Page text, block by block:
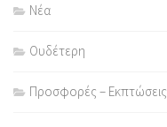
Νέα
Ουδέτερη
Προσφορές – Εκπτώσεις